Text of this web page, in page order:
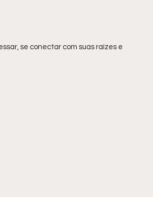
se conectar com suas raízes e